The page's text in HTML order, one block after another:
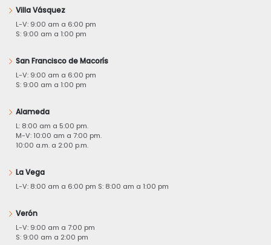
Villa Vásquez
L-V: 9:00 am a 6:00 pm
S: 9:00 am a 1:00 pm
San Francisco de Macorís
L-V: 9:00 am a 6:00 pm
S: 9:00 am a 1:00 pm
Alameda
L: 8:00 am a 5:00 pm.
M-V: 10:00 am a 7:00 pm.
10:00 a.m. a 2:00 p.m.
La Vega
L-V: 8:00 am a 6:00 pm S: 8:00 am a 1:00 pm
Verón
L-V: 9:00 am a 7:00 pm
S: 9:00 am a 2:00 pm